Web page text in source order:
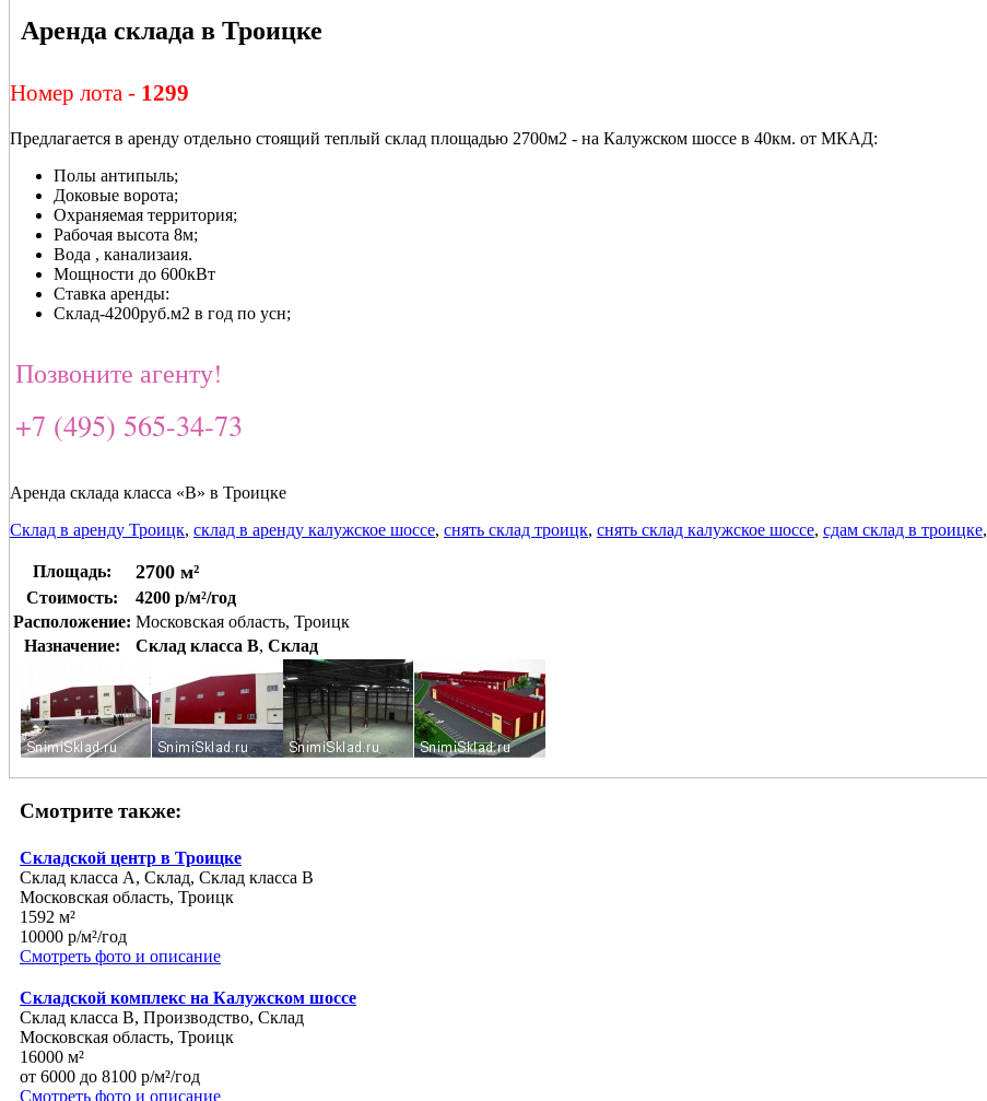
Аренда склада в Троицке
Номер лота - 1299
Предлагается в аренду отдельно стоящий теплый склад площадью 2700м2 - на Калужском шоссе в 40км. от МКАД:
Полы антипыль;
Доковые ворота;
Охраняемая территория;
Рабочая высота 8м;
Вода , канализаия.
Мощности до 600кВт
Ставка аренды:
Склад-4200руб.м2 в год по усн;
Позвоните агенту!
+7 (495) 565-34-73
Аренда склада класса «В» в Троицке
Склад в аренду Троицк, склад в аренду калужское шоссе, снять склад троицк, снять склад калужское шоссе, сдам склад в троицке,
Площадь: 2700 м²
Стоимость:
4200 р/м²/год
Расположение: Московская область, Троицк
Назначение:
Склад класса B, Склад
Смотрите также:
Складской центр в Троицке
Склад класса A, Склад, Склад класса B
Московская область, Троицк
1592 м²
10000 р/м²/год
Смотреть фото и описание
Складской комплекс на Калужском шоссе
Склад класса B, Производство, Склад
Московская область, Троицк
16000 м²
от 6000 до 8100 р/м²/год
Смотреть фото и описание